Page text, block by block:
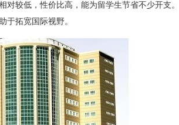
较低，性价比高，能为留学生节省不少开支。
于拓宽国际视野。